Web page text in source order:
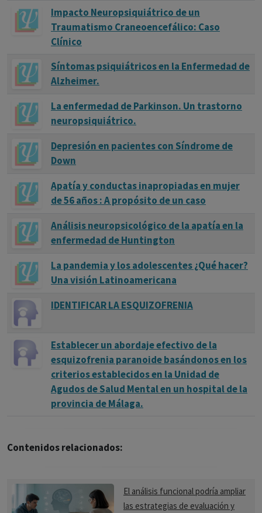
Impacto Neuropsiquiátrico de un
Traumatismo Craneoencefálico: Caso
Clínico
Síntomas psiquiátricos en la Enfermedad de
Alzheimer.
La enfermedad de Parkinson. Un trastorno
neuropsiquiátrico.
Depresión en pacientes con Síndrome de
Down
Apatía y conductas inapropiadas en mujer
de 56 años : A propósito de un caso
Análisis neuropsicológico de la apatía en la
enfermedad de Huntington
La pandemia y los adolescentes ¿Qué hacer?
Una visión Latinoamericana
IDENTIFICAR LA ESQUIZOFRENIA
Establecer un abordaje efectivo de la
esquizofrenia paranoide basándonos en los
criterios establecidos en la Unidad de
Agudos de Salud Mental en un hospital de la
provincia de Málaga.
Contenidos relacionados:
El análisis funcional podría ampliar
las estrategias de evaluación y